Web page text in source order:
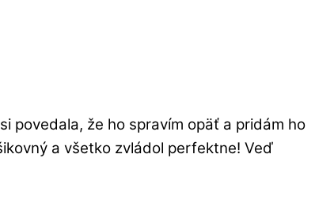
povedala, že ho spravím opäť a pridám ho
a všetko zvládol perfektne! Veď